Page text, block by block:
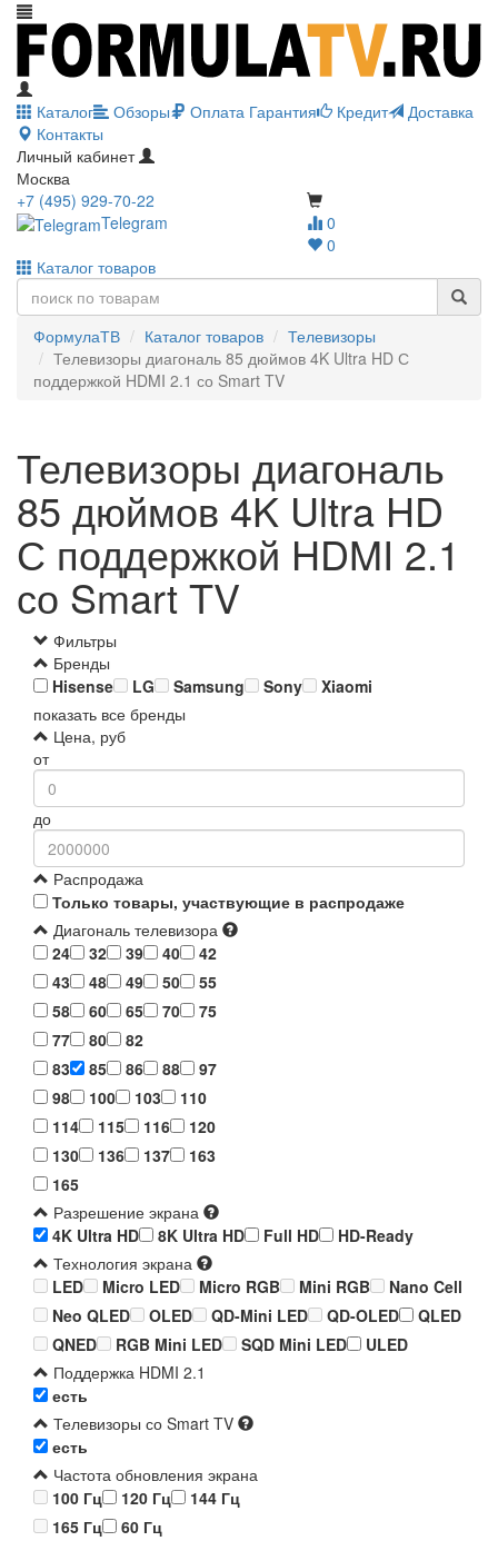
Каталог Обзоры Оплата Гарантия Кредит
Доставка
Контакты
Личный кабинет
Москва
0
0
+7 (495) 929-70-22
Telegram
Каталог товаров
ФормулаТВ Каталог товаров
Телевизоры
Телевизоры диагональ 85 дюймов 4K Ultra HD С
поддержкой HDMI 2.1 со Smart TV
Телевизоры диагональ
85 дюймов 4K Ultra HD
С поддержкой HDMI 2.1
со Smart TV
Фильтры
Бренды
Hisense
LG Samsung Sony
Xiaomi
показать все бренды
Цена, руб
от
до
Распродажа
Только товары, участвующие в распродаже
Диагональ телевизора
24
32 39 40
42
43
48 49 50
55
58
60 65 70
75
77
80
82
83
85 86 88
97
98
100 103
110
114
115 116
120
130
136 137
163
165
Разрешение экрана
4K Ultra HD
8K Ultra HD Full HD
HD-Ready
Технология экрана
LED
Micro LED Micro RGB Mini RGB
Nano Cell
Neo QLED
OLED QD-Mini LED QD-OLED
QLED
QNED
RGB Mini LED SQD Mini LED
ULED
Поддержка HDMI 2.1
есть
Телевизоры со Smart TV
есть
Частота обновления экрана
100 Гц
120 Гц
144 Гц
165 Гц
60 Гц